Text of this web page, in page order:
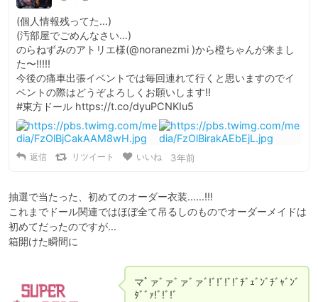
(個人情報残ってた…)
(汚部屋でごめんなさい…)
のらねずみのアトリエ様(@noranezmi )から橙ちゃんが来まし
た〜!!!!!
今後の痛車出張イベントでは毎回連れて行くと思いますのでイ
ベントの際はどうぞよろしくお願いします!!
#東方ドール https://t.co/dyuPCNKIu5
返信 リツイート いいね 3年前
抽選で当たった、初めてのオーダー衣装……!!!
これまでドール関連ではほぼ全て吊るしのものでオーダーメイドは
初めてだったのですが…
箱開けた瞬間に
マﾟァﾞァﾞァﾞァﾞ!ﾞ!ﾞ!ﾞ!ﾞﾁﾞｪﾞﾝﾞﾁﾞｬﾞﾝﾞ
ﾀﾞﾞｧ!ﾞ!ﾞ!ﾞ